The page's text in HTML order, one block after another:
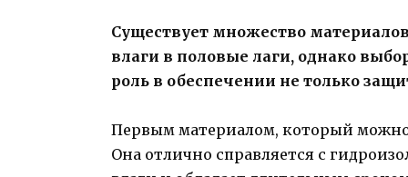
Существует множество
влаги в половые лаги, однако
роль в обеспечении не только
Первым материалом, который можно
Она отлично справляется с